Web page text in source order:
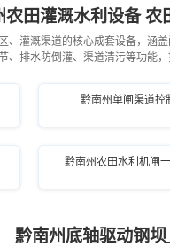
农田灌溉水利设备
、灌溉渠道的核心成套设备，涵
、排水防倒灌、渠道清污等功能
黔南州单闸渠道控
黔南州农田水利机闸一
黔南州底轴驱动钢